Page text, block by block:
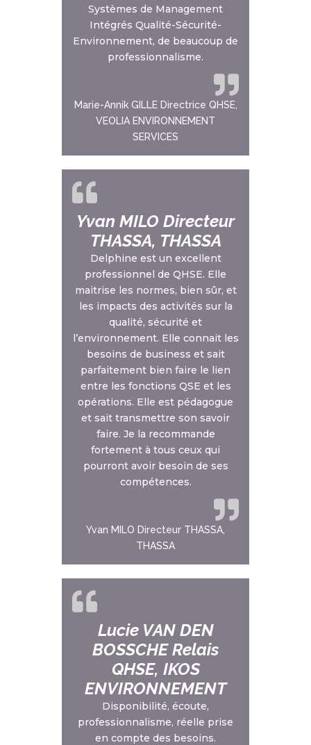
Systèmes de Management
Intégrés Qualité-Sécurité-
Environnement, de beaucoup de
professionnalisme.
Marie-Annik GILLE Directrice QHSE,
VEOLIA ENVIRONNEMENT
SERVICES
Yvan MILO Directeur
THASSA, THASSA
Delphine est un excellent
professionnel de QHSE. Elle
maitrise les normes, bien sûr, et
les impacts des activités sur la
qualité, sécurité et
l’environnement. Elle connait les
besoins de business et sait
parfaitement bien faire le lien
entre les fonctions QSE et les
opérations. Elle est pédagogue
et sait transmettre son savoir
faire. Je la recommande
fortement à tous ceux qui
pourront avoir besoin de ses
compétences.
Yvan MILO Directeur THASSA,
THASSA
Lucie VAN DEN
BOSSCHE Relais
QHSE, IKOS
ENVIRONNEMENT
Disponibilité, écoute,
professionnalisme, réelle prise
en compte des besoins.